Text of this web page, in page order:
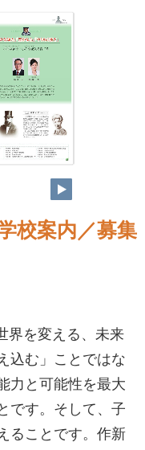
校案内／募集
界を変える、未来
込む」ことではな
力と可能性を最大
です。そして、子
ることです。作新